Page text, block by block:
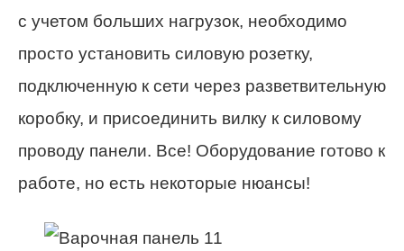
с учетом больших нагрузок, необходимо
просто установить силовую розетку,
подключенную к сети через разветвительную
коробку, и присоединить вилку к силовому
проводу панели. Все! Оборудование готово к
работе, но есть некоторые нюансы!